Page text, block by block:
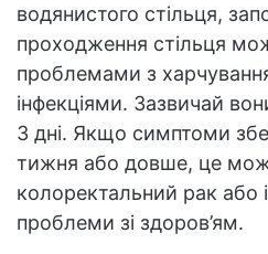
водянистого стільця,
проходження стільця
проблемами з
інфекціями. Зазвичай
3 дні. Якщо симптоми
тижня або довше, це
колоректальний рак або
проблеми зі здоров’ям.